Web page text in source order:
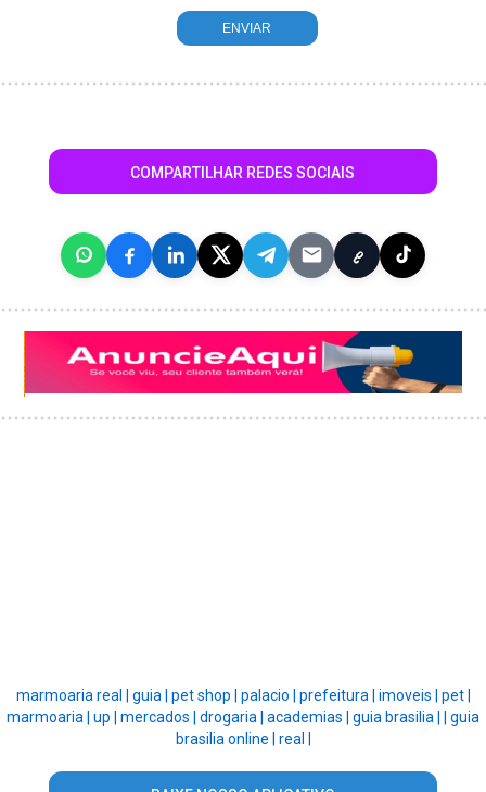
COMPARTILHAR REDES SOCIAIS
marmoaria real | guia | pet shop | palacio | prefeitura | imoveis | pet |
marmoaria | up | mercados | drogaria | academias | guia brasilia |
guia
brasilia online | real |